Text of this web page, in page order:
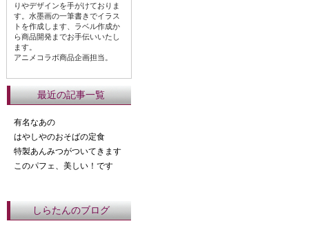
りやデザインを手がけておりま
す。水墨画の一筆書きでイラス
トを作成します、ラベル作成か
ら商品開発までお手伝いいたし
ます。
アニメコラボ商品企画担当。
最近の記事一覧
有名なあの
はやしやのおそばの定食
特製あんみつがついてきます
このパフェ、美しい！です
しらたんのブログ